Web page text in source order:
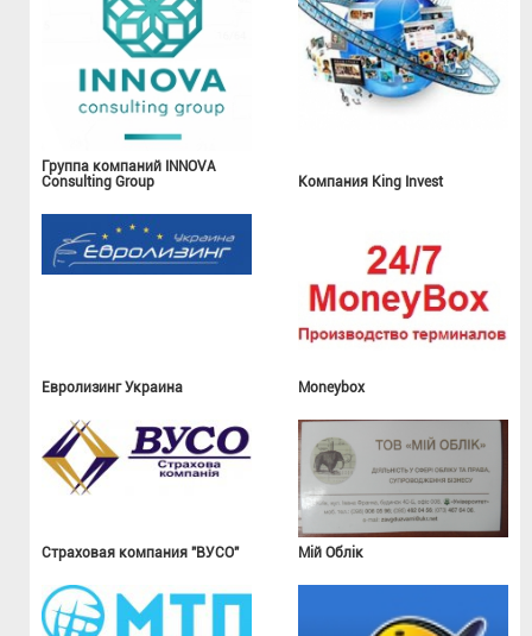
Группа компаний INNOVA
Consulting Group
Компания King Invest
Евролизинг Украина Moneybox
Страховая компания "ВУСО" Мій Облік